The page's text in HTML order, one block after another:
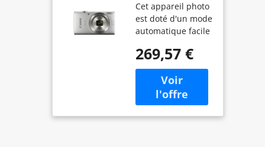
fin Canon IXUS
185 | 20
millions de
pixels, zoom
optique 8x,
vidéo 720p,
horodatage
des images et
32 détections
de scènes en
Cet appareil photo
est doté d'un mode
automatique facile
permet aux
débutants de
prendre facilement
des photos de
haute qualité et
d'immortaliser des
269,57 €